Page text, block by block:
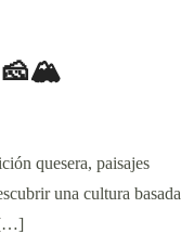
🧀🏔️
quesera, paisajes
una cultura basada
[…]